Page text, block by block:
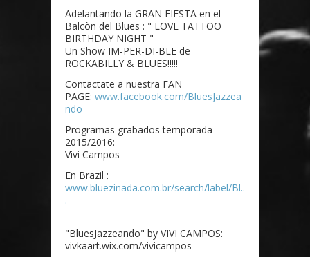
Adelantando la GRAN FIESTA en el
Balcòn del Blues : " LOVE TATTOO
BIRTHDAY NIGHT "
Un Show IM-PER-DI-BLE de
ROCKABILLY & BLUES!!!!!
Contactate a nuestra FAN
PAGE: www.facebook.com/BluesJazzea
ndo
Programas grabados temporada
2015/2016:
Vivi Campos
En Brazil :
www.bluezinada.com.br/search/label/Bl..
.
"BluesJazzeando" by VIVI CAMPOS:
vivkaart.wix.com/vivicampos